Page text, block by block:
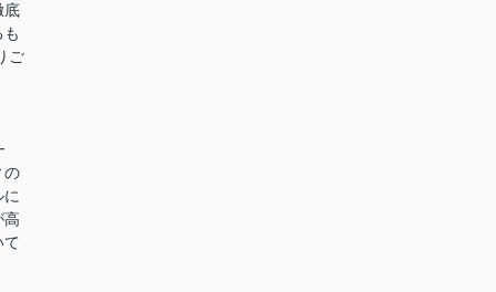
底
ご
の
高
て